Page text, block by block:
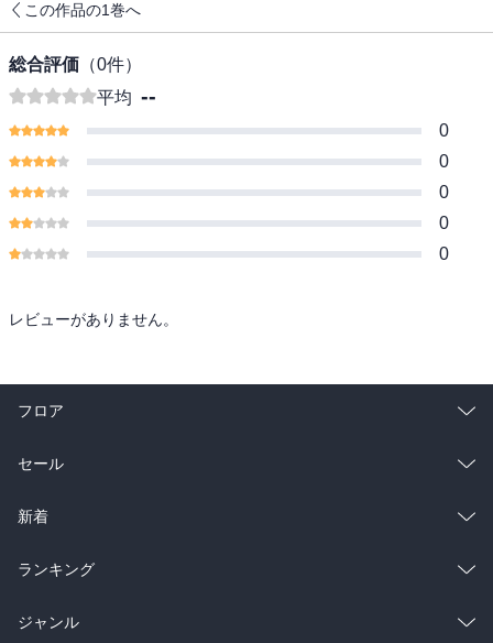
この作品の1巻へ
総合評価 （0件）
平均 --
0
0
0
0
0
レビューがありません。
フロア
総合
ラノベ
雑誌・グラビア
BL・TL
セール
総合
ラノベ
雑誌・グラビア
新着
総合
ラノベ
ランキング
総合
ジャンル